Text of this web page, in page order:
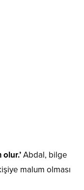
Abdal, bilge
malum olması